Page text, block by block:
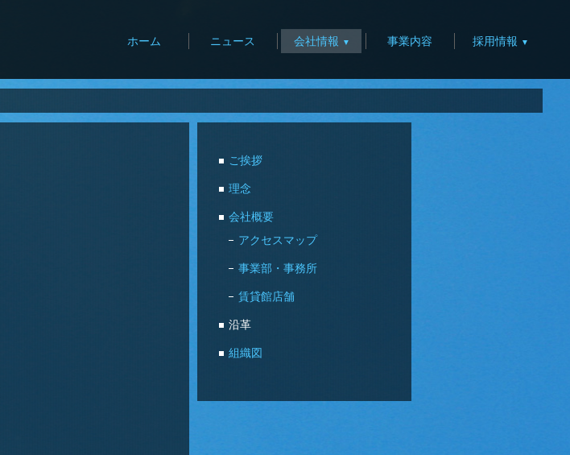
ホーム ニュース 会社情報 事業内容 採用情報
ご挨拶
理念
会社概要
アクセスマップ
事業部・事務所
賃貸館店舗
沿革
組織図